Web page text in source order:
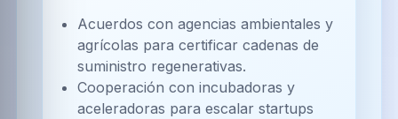
Acuerdos con agencias ambientales y
agrícolas para certificar cadenas de
suministro regenerativas.
Cooperación con incubadoras y
aceleradoras para escalar startups